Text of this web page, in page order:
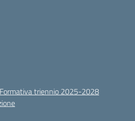
triennio 2025-2028